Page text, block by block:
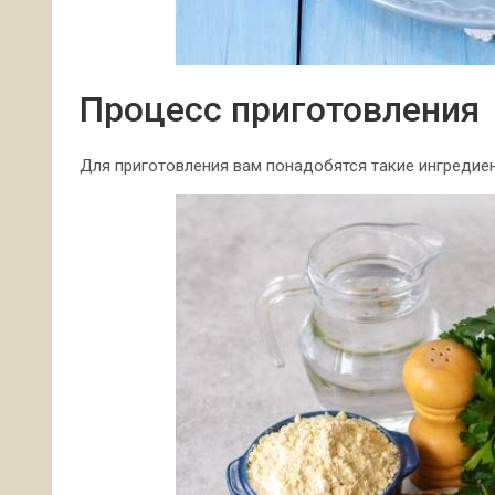
Процесс приготовления
Для приготовления вам понадобятся такие